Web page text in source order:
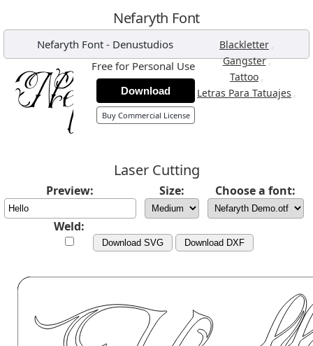
Nefaryth Font
Nefaryth Font- Denustudios Blackletter ,
Gangster,
Tattoo ,
Letras Para Tatuajes ,
Free for Personal Use
Download
Buy Commercial License
Laser Cutting
Preview: Size: Choose a font:
Weld:
Download SVG Download DXF